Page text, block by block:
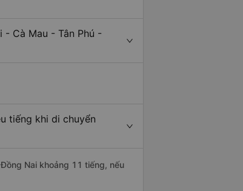
Cà Mau - Tân Phú -
tiếng khi di chuyển
Nai khoảng 11 tiếng, nếu